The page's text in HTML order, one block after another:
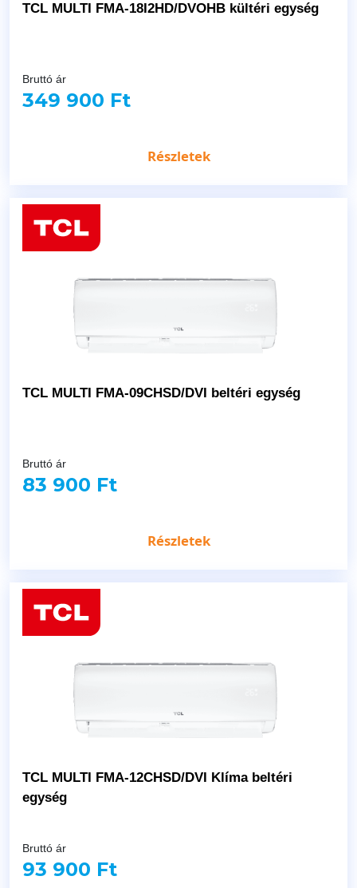
TCL MULTI FMA-18I2HD/DVOHB kültéri egység
Bruttó ár
349 900 Ft
Részletek
TCL MULTI FMA-09CHSD/DVI beltéri egység
Bruttó ár
83 900 Ft
Részletek
TCL MULTI FMA-12CHSD/DVI Klíma beltéri
egység
Bruttó ár
93 900 Ft